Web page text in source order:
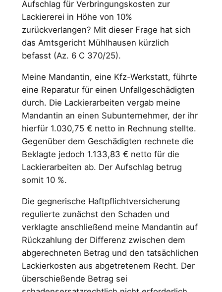
Aufschlag für Verbringungskosten zur
Lackiererei in Höhe von 10%
zurückverlangen? Mit dieser Frage hat sich
das Amtsgericht Mühlhausen kürzlich
befasst (Az. 6 C 370/25).
Meine Mandantin, eine Kfz-Werkstatt, führte
eine Reparatur für einen Unfallgeschädigten
durch. Die Lackierarbeiten vergab meine
Mandantin an einen Subunternehmer, der ihr
hierfür 1.030,75 € netto in Rechnung stellte.
Gegenüber dem Geschädigten rechnete die
Beklagte jedoch 1.133,83 € netto für die
Lackierarbeiten ab. Der Aufschlag betrug
somit 10 %.
Die gegnerische Haftpflichtversicherung
regulierte zunächst den Schaden und
verklagte anschließend meine Mandantin auf
Rückzahlung der Differenz zwischen dem
abgerechneten Betrag und den tatsächlichen
Lackierkosten aus abgetretenem Recht. Der
überschießende Betrag sei